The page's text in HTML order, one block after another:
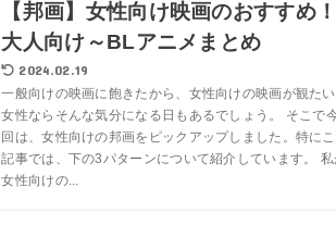
【邦画】女性向け映画のおすすめ！
大人向け～BLアニメまとめ
2024.02.19
一般向けの映画に飽きたから、女性向けの映画が観たい
女性ならそんな気分になる日もあるでしょう。 そこで
回は、女性向けの邦画をピックアップしました。特に
記事では、下の3パターンについて紹介しています。 私
女性向けの...